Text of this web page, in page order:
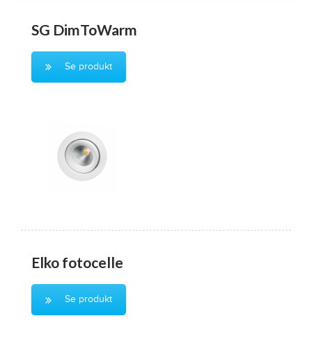
SG DimToWarm
Se produkt
Elko fotocelle
Se produkt